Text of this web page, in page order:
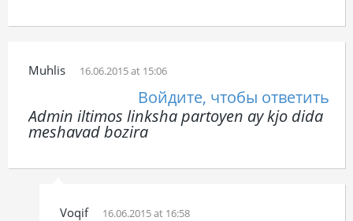
Muhlis 16.06.2015 at 15:06
Войдите, чтобы ответить
Admin iltimos linksha partoyen ay kjo dida
meshavad bozira
Voqif 16.06.2015 at 16:58